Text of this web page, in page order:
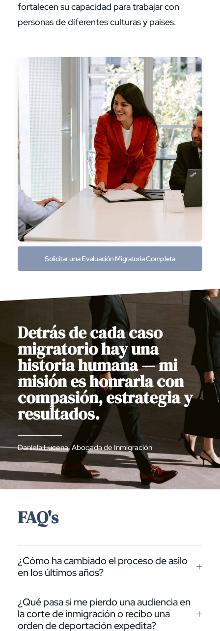
fortalecen su capacidad para trabajar con
personas de diferentes culturas y países.
Solicitar una Evaluación Migratoria Completa
Detrás de cada caso
migratorio hay una
historia humana — mi
misión es honrarla con
compasión, estrategia y
resultados.
Daniela Lucena, Abogada de Inmigración
FAQ's
¿Cómo ha cambiado el proceso de asilo
en los últimos años?
¿Qué pasa si me pierdo una audiencia en
la corte de inmigración o recibo una
orden de deportación expedita?